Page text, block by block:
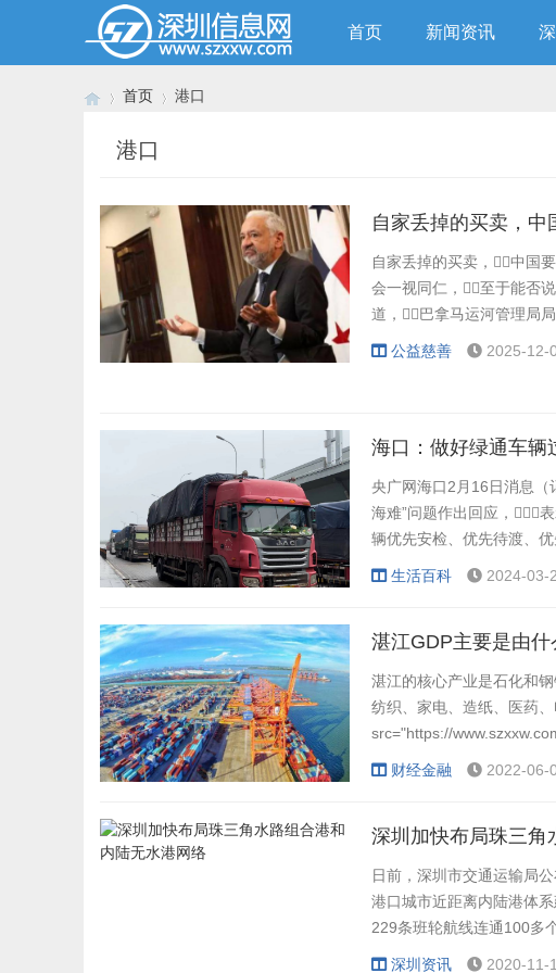
首页 新闻资讯
首页 港口
港口
自家丢掉的买卖，
自家丢掉的买卖，中国
会一视同仁，至于能否
道，巴拿马运河管理局
特许经营权，并2029年
公益慈善 2025-12-
海口：做好绿通车辆
央广网海口2月16日消息（
海难”问题作出回应，
辆优先安检、优先待渡、
交通运输和港航管理局党
生活百科 2024-03-
湛江GDP主要是由什
湛江的核心产业是石化和
纺织、家电、造纸、医药
src="https://
是由什么行业贡献的 海洋
财经金融 2022-06-
深圳加快布局珠三角
日前，深圳市交通运输局
港口城市近距离内陆港体
229条班轮航线连通100多
圳港有盐田、南山、大铲湾
深圳资讯 2020-11-